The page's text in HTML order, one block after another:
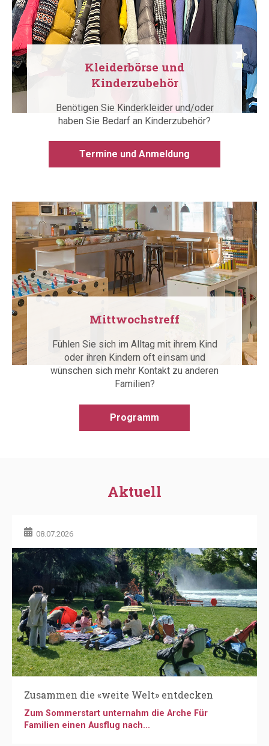
Kleiderbörse und
Kinderzubehör
Benötigen Sie Kinderkleider und/oder
haben Sie Bedarf an Kinderzubehör?
Termine und Anmeldung
Mittwochstreff
Fühlen Sie sich im Alltag mit ihrem Kind
oder ihren Kindern oft einsam und
wünschen sich mehr Kontakt zu anderen
Familien?
Programm
Aktuell
08.07.2026
Zusammen die «weite Welt» entdecken
Zum Sommerstart unternahm die Arche Für
Familien einen Ausflug nach...